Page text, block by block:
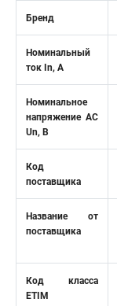
Бренд
Номинальный
ток In, А
Номинальное
напряжение АС
Un, В
Код
поставщика
Название от
поставщика
Код класса
ETIM